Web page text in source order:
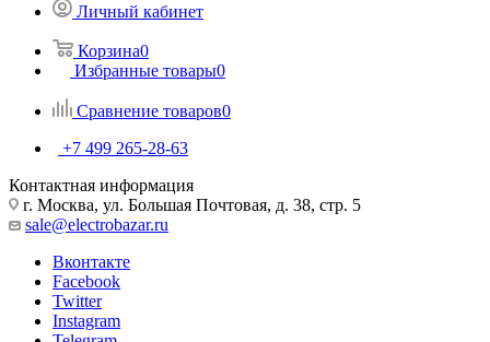
Личный кабинет
Корзина0
Избранные товары0
Сравнение товаров0
+7 499 265-28-63
Контактная информация
г. Москва, ул. Большая Почтовая, д. 38, стр. 5
sale@electrobazar.ru
Вконтакте
Facebook
Twitter
Instagram